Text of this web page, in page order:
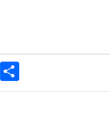
Line
有